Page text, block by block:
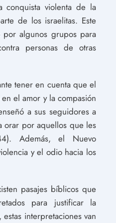
conquista violenta de la
de los israelitas. Este
algunos grupos para
personas de otras
tener en cuenta que el
el amor y la compasión
a sus seguidores a
orar por aquellos que les
Además, el Nuevo
y el odio hacia los
pasajes bíblicos que
para justificar la
interpretaciones van